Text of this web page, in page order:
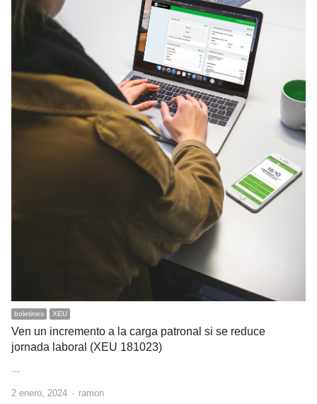
boletines XEU
Ven un incremento a la carga patronal si se reduce
jornada laboral (XEU 181023)
2 enero, 2024 Author
ramon